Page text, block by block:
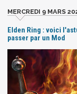
MERCREDI 9 MARS
Elden Ring : voici
passer par un Mod